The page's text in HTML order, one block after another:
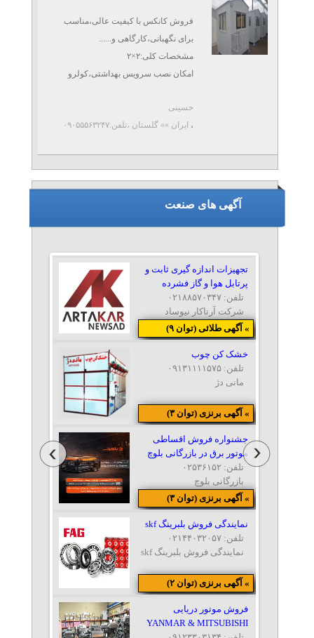
فروش کانکس با کیفیت عالی،مناسب
برای نگهبانی،کارگاهی و......
مشخصات کلی:۲×۲
امکان نصب سرویس بهداشتی،کولرو
موارد استفاده:مناسب برای پروژه های
ساختمانی ،نگهبانی
حسینی
، ایران »» گلستان ،تلفن:۰۹۰۵۵۵۶۳۲۴۷
آگهی های صنعت
تجهیزات اندازه گیری ثابت و
پرتابل هوا و گاز فشرده
شرکت آرتاکار نیوساد
تلفن: ۰۲۱۸۸۵۷۰۳۴۷
» آگهی طلائی (توان ۹)
خشک کن چوب
مانی دژ
تلفن: ۰۹۱۳۱۱۱۱۵۷۵
» آگهی برنزی (توان ۳)
جشنواره فروش اقساطی
موتور برق در بازرگانی بلوچ
بازرگانی بلوچ
تلفن: ۰۲۵۳۶۱۵۲
» آگهی برنزی (توان ۳)
نمایندگی فروش بلبرینگ skf
نمایندگی فروش بلبرینگ skf
تلفن: ۰۲۱۴۴۰۳۲۰۵۷
» آگهی برنزی (توان ۲)
فروش موتور دریایی
YANMAR & MITSUBISHI